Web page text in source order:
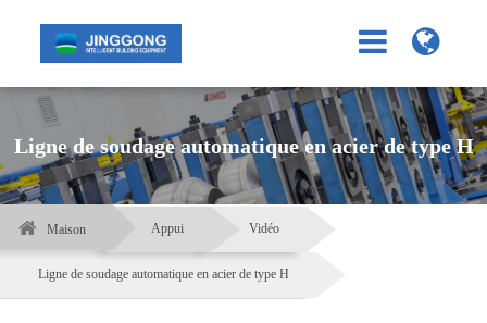
Ligne de soudage automatique en acier de type H
Maison Appui Vidéo
Ligne de soudage automatique en acier de type H